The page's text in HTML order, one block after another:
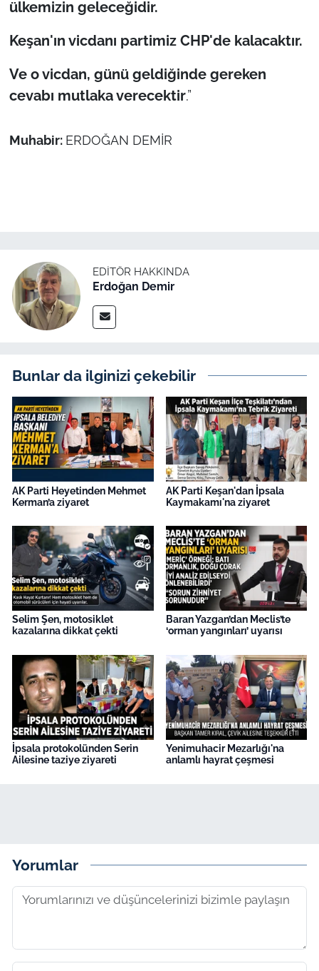
ülkemizin geleceğidir.
Keşan'ın vicdanı partimiz CHP'de kalacaktır.
Ve o vicdan, günü geldiğinde gereken
cevabı mutlaka verecektir.”
Muhabir: ERDOĞAN DEMİR
EDITÖR HAKKINDA
Erdoğan Demir
Bunlar da ilginizi çekebilir
AK Parti Heyetinden Mehmet
Kerman’a ziyaret
AK Parti Keşan'dan İpsala
Kaymakamı'na ziyaret
Selim Şen, motosiklet
kazalarına dikkat çekti
Baran Yazgan’dan Meclis’te
‘orman yangınları’ uyarısı
İpsala protokolünden Serin
Ailesine taziye ziyareti
Yenimuhacir Mezarlığı'na
anlamlı hayrat çeşmesi
Yorumlar